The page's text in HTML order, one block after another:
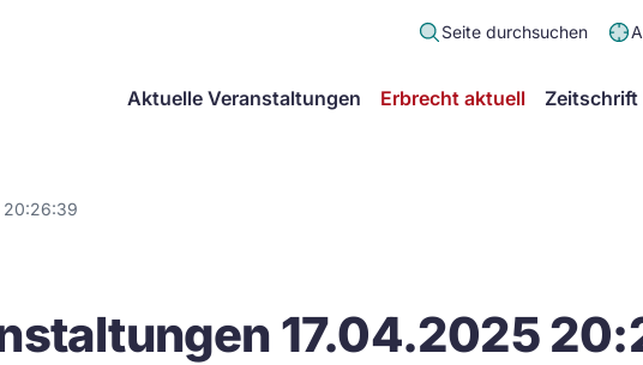
Seite durchsuchen
Aktuelle Veranstaltungen Erbrecht aktuell Zeitschrift
20:26:39
17.04.2025